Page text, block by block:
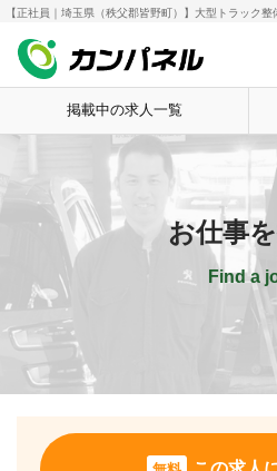
【正社員｜埼玉県（秩父郡皆野町）】大型トラック
掲載中の求人一覧
HOME お仕事を探す
お仕事
Find a